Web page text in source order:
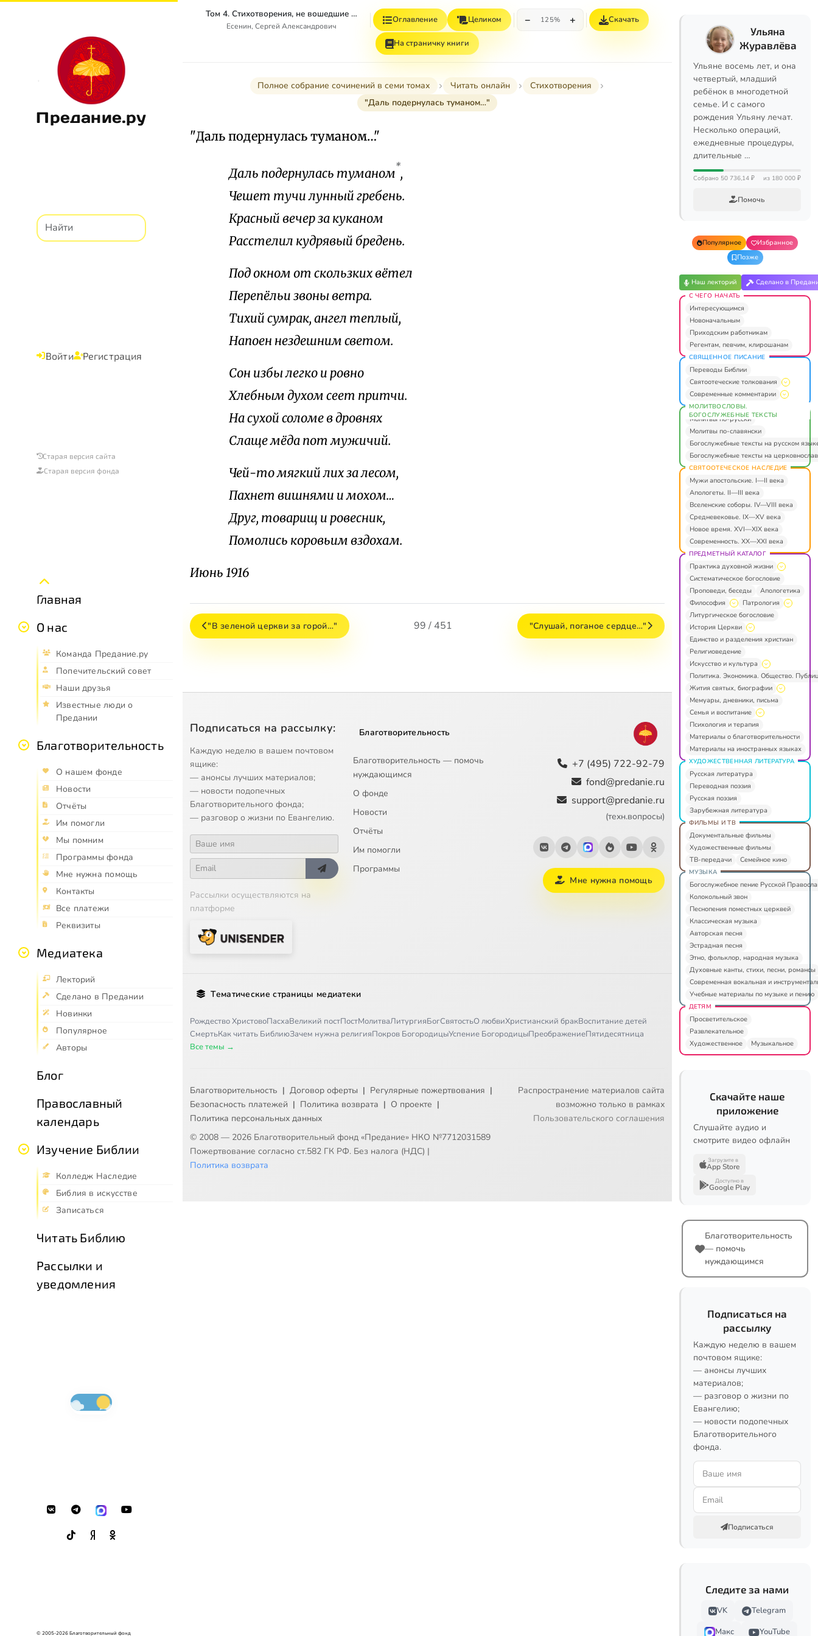
Предание.ру
Войти Регистрация
Старая версия сайта
Старая версия фонда
Главная
О нас
Команда Предание.ру
Попечительский совет
Наши друзья
Известные люди о
Предании
Благотворительность
О нашем фонде
Новости
Отчёты
Им помогли
Мы помним
Программы фонда
Мне нужна помощь
Контакты
Все платежи
Реквизиты
Медиатека
Лекторий
Сделано в Предании
Новинки
Популярное
Авторы
Блог
Православный
календарь
Изучение Библии
Колледж Наследие
Библия в искусстве
Записаться
Читать Библию
Рассылки и
уведомления
© 2005-2026 Благотворительный фонд
Том 4. Стихотворения, не вошедшие в Собрание сочинений
Есенин, Сергей Александрович
Оглавление Целиком − 125% + Скачать
На страничку книги
Полное собрание сочинений в семи томах Читать онлайн
Стихотворения
"Даль подернулась туманом…"
"Даль подернулась туманом…"
Даль подернулась туманом*,
Чешет тучи лунный гребень.
Красный вечер за куканом
Расстелил кудрявый бредень.
Под окном от скользких вётел
Перепёльи звоны ветра.
Тихий сумрак, ангел теплый,
Напоен нездешним светом.
Сон избы легко и ровно
Хлебным духом сеет притчи.
На сухой соломе в дровнях
Слаще мёда пот мужичий.
Чей-то мягкий лих за лесом,
Пахнет вишнями и мохом…
Друг, товарищ и ровесник,
Помолись коровьим вздохам.
Июнь 1916
"В зеленой церкви за горой…" 99 / 451 "Слушай, поганое сердце…"
Подписаться на рассылку:
Каждую неделю в вашем почтовом
ящике:
— анонсы лучших материалов;
— новости подопечных
Благотворительного фонда;
— разговор о жизни по Евангелию.
Рассылки осуществляются на
платформе
Благотворительность
Благотворительность — помочь
нуждающимся
О фонде
Новости
Отчёты
Им помогли
Программы
+7 (495) 722-92-79
fond@predanie.ru
support@predanie.ru
(техн.вопросы)
Мне нужна помощь
Тематические страницы медиатеки
Рождество ХристовоПасхаВеликий постПостМолитваЛитургияБогСвятостьО любвиХристианский бракВоспитание детей
СмертьКак читать БиблиюЗачем нужна религияПокров БогородицыУспение БогородицыПреображениеПятидесятница
Все темы →
Благотворительность | Договор оферты | Регулярные пожертвования |
Безопасность платежей | Политика возврата | О проекте |
Политика персональных данных
© 2008 — 2026 Благотворительный фонд «Предание» НКО №7712031589
Пожертвование согласно ст.582 ГК РФ. Без налога (НДС) |
Политика возврата
Распространение материалов сайта
возможно только в рамках
Пользовательского соглашения
Ульяна
Журавлёва
Ульяне восемь лет, и она
четвертый, младший
ребёнок в многодетной
семье. И с самого
рождения Ульяну лечат.
Несколько операций,
ежедневные процедуры,
длительные …
Собрано 50 736,14 ₽ из 180 000 ₽
Помочь
Популярное
Избранное
Позже
Наш лекторий Сделано в
С ЧЕГО НАЧАТЬ
Интересующимся
Новоначальным
Приходским работникам
Регентам, певчим, клирошанам
СВЯЩЕННОЕ ПИСАНИЕ
Переводы Библии
Святоотеческие толкования
Современные комментарии
МОЛИТВОСЛОВЫ.
БОГОСЛУЖЕБНЫЕ ТЕКСТЫ
Молитвы по-русски
Молитвы по-славянски
Богослужебные тексты на русском
Богослужебные тексты на
СВЯТООТЕЧЕСКОЕ НАСЛЕДИЕ
Мужи апостольские. I—II века
Апологеты. II—III века
Вселенские соборы. IV—VIII века
Средневековье. IX—XV века
Новое время. XVI—XIX века
Современность. XX—XXI века
ПРЕДМЕТНЫЙ КАТАЛОГ
Практика духовной жизни
Систематическое богословие
Проповеди, беседы
Апологетика
Философия
Патрология
Литургическое богословие
История Церкви
Единство и разделения христиан
Религиоведение
Искусство и культура
Политика. Экономика. Общество.
Жития святых, биографии
Мемуары, дневники, письма
Семья и воспитание
Психология и терапия
Материалы о благотворительности
Материалы на иностранных языках
ХУДОЖЕСТВЕННАЯ ЛИТЕРАТУРА
Русская литература
Переводная поэзия
Русская поэзия
Зарубежная литература
ФИЛЬМЫ И ТВ
Документальные фильмы
Художественные фильмы
ТВ-передачи
Семейное кино
МУЗЫКА
Богослужебное пение Русской
Колокольный звон
Песнопения поместных церквей
Классическая музыка
Авторская песня
Эстрадная песня
Этно, фольклор, народная музыка
Духовные канты, стихи, песни, романсы
Современная вокальная и
Учебные материалы по музыке и пению
ДЕТЯМ
Просветительское
Развлекательное
Художественное
Музыкальное
Скачайте наше
приложение
Слушайте аудио и
смотрите видео офлайн
Загрузите в
App Store
Доступно в
Google Play
Благотворительность
— помочь
нуждающимся
Подписаться на
рассылку
Каждую неделю в вашем
почтовом ящике:
— анонсы лучших
материалов;
— разговор о жизни по
Евангелию;
— новости подопечных
Благотворительного
фонда.
Подписаться
Следите за нами
VK
Telegram
Макс
YouTube